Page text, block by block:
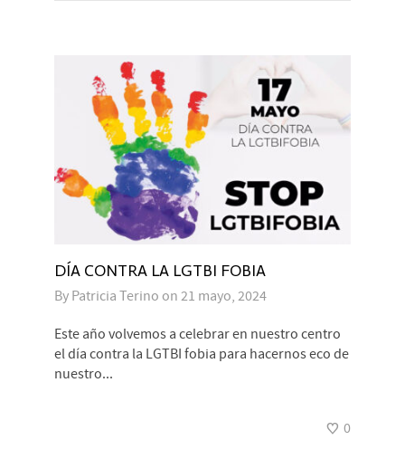
DÍA CONTRA LA LGTBI FOBIA
By Patricia Terino on 21 mayo, 2024
Este año volvemos a celebrar en nuestro centro
el día contra la LGTBI fobia para hacernos eco de
nuestro...
0